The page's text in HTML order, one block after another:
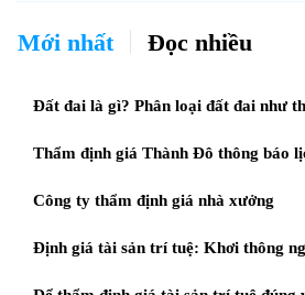
Mới nhất Đọc nhiều
Đất đai là gì? Phân loại đất đai như
Thẩm định giá Thành Đô thông báo
Công ty thẩm định giá nhà xưởng
Định giá tài sản trí tuệ: Khơi thông